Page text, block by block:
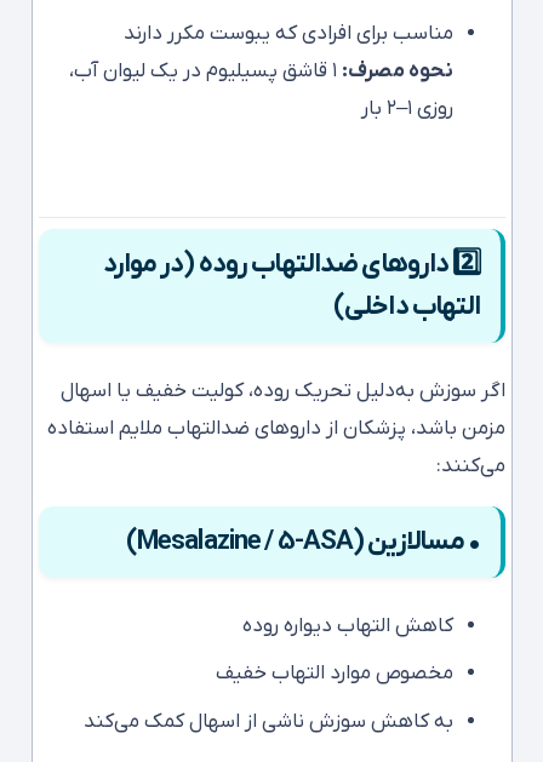
مناسب برای افرادی که یبوست مکرر دارند
نحوه مصرف:
۱ قاشق پسیلیوم در یک لیوان آب،
روزی ۱–۲ بار
2️⃣ داروهای ضدالتهاب روده (در موارد
التهاب داخلی)
اگر سوزش به‌دلیل تحریک روده، کولیت خفیف یا اسهال
مزمن باشد، پزشکان از داروهای ضدالتهاب ملایم استفاده
می‌کنند:
• مسالازین (Mesalazine / 5-ASA)
کاهش التهاب دیواره روده
مخصوص موارد التهاب خفیف
به کاهش سوزش ناشی از اسهال کمک می‌کند